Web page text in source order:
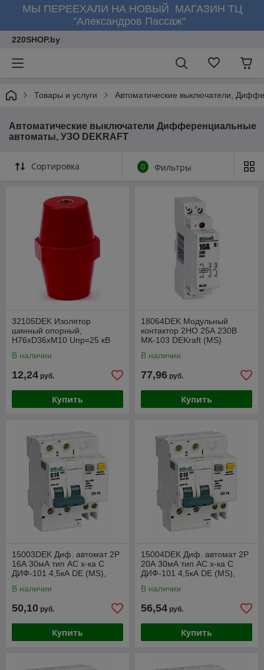
МЫ ПЕРЕЕХАЛИ НА НОВЫЙ МАГАЗИН ТЦ
"Александров Пассаж"
220SHOP.by
Товары и услуги Автоматические выключатели,
Автоматические выключатели Дифференциальные
автоматы, УЗО DEKRAFT
Сортировка 0 Фильтры
32105DEK Изолятор
шинный опорный,
H76xD36xM10 Uпр=25 кВ
В наличии
12,24 руб.
Купить
18064DEK Модульный
контактор 2НО 25А 230В
МК-103 DEKraft (MS)
В наличии
77,96 руб.
Купить
15003DEK Диф. автомат 2Р
16А 30мА тип AC х-ка С
ДИФ-101 4,5кА DE (MS),
В наличии
50,10 руб.
Купить
15004DEK Диф. автомат 2Р
20А 30мА тип AC х-ка С
ДИФ-101 4,5кА DE (MS),
В наличии
56,54 руб.
Купить